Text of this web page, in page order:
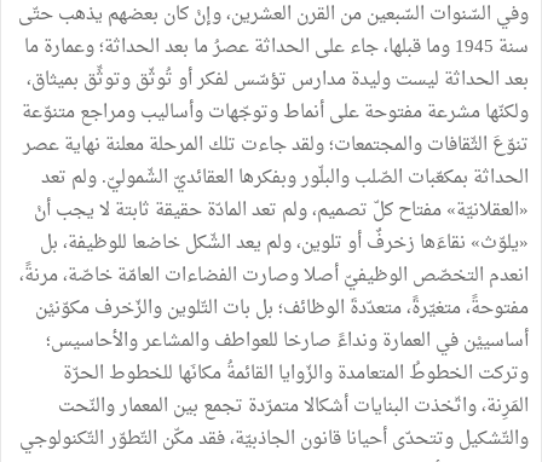
وفي السّنوات السّبعينمن القرن العشرين،وإنْكان بعضهم يذهبحتّى
سنة 1945وماقبلها،جاءعلى الحداثةعصرُما بعدالحداثة؛وعمارةما
بعدالحداثة ليستوليدةمدارس تؤسّس لفكرأوتُوثّقوتوثِّق بميثاق،
ولكنّهامشرعةمفتوحةعلىأنماطوتوجّهاتوأساليبومراجعمتنوّعة
تنوّعَ الثّقافاتوالمجتمعات؛ولقدجاءت تلك المرحلةمعلنة نهايةعصر
الحداثة بمكعّبات الصّلبوالبلّوروبفكرها العقائديّ الشّموليّ.ولم تعد
«العقلانيّة»مفتاحكلّ تصميم،ولم تعدالمادّةحقيقة ثابتة لايجبأنْ
«يلوّث» نقاءَها زخرفٌأوتلوين،ولم يعدالشّكلخاضعا للوظيفة،بل
انعدم التخصّص الوظيفيّأصلاوصارت الفضاءات العامّةخاصّة،مرنةً،
مفتوحةً،متغيّرةً،متعدّدةَ الوظائف؛بل بات التّلوينوالزّخرفمكوّنيْن
أساسييْنفي العمارةونداءً صارخا للعواطفوالمشاعروالأحاسيس؛
وتركت الخطوطُ المتعامدةوالزّوايا القائمةُمكانَها للخطوط الحرّة
المَرِنة،واتّخذت البناياتأشكالامتمرّدة تجمع بين المعماروالنّحت
والتّشكيلوتتحدّىأحياناقانون الجاذبيّة،فقدمكّن التّطوّرالتّكنولوجي